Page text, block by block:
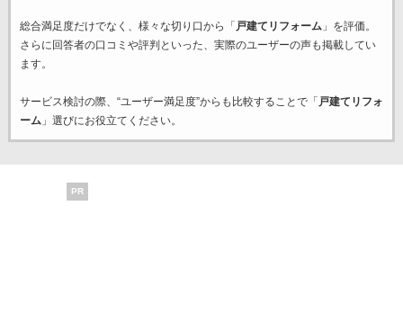
総合満足度だけでなく、様々な切り口から「 戸建てリフォーム」を評価。
さらに回答者の口コミや評判といった、実際のユーザーの声も掲載してい
ます。
サービス検討の際、“ユーザー満足度”からも比較することで「 戸建てリフォ
ーム」選びにお役立てください。
PR